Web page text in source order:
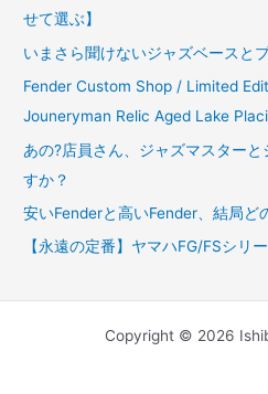
せて選ぶ】
いまさら聞けないジャズベースと
Fender Custom Shop / Limited
Jouneryman Relic Aged Lake
あの?店員さん、ジャズマスター
すか？
安いFenderと高いFender、結局ど
【永遠の定番】ヤマハFG/FSシリ
Copyright © 2026